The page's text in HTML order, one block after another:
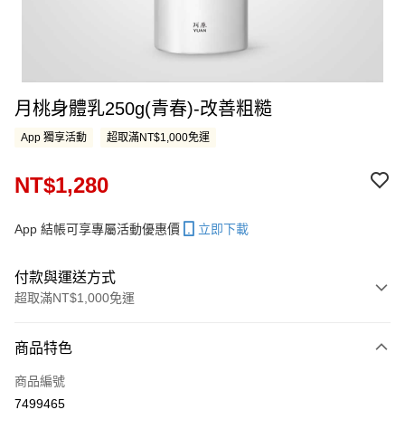
月桃身體乳250g(青春)-改善粗糙
App 獨享活動 超取滿NT$1,000免運
NT$1,280
App 結帳可享專屬活動優惠價 立即下載
付款與運送方式
超取滿NT$1,000免運
信用卡一次付款
LINE Pay
商品特色
商品編號
7499465